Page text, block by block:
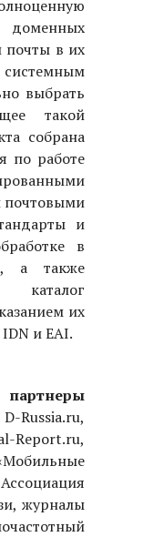
доменных
почты в их
выбрать
такой
собрана
по работе
почтовыми
и
в
а также
каталог
их
и EAI.
Russia.ru,
журналы